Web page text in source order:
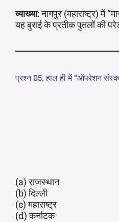
व्याख्या:नागपुर (महाराष्ट्र) में
यह बुराई के प्रतीक पुतलों की
प्रश्न 05. हाल ही में “ऑपरेशन
(a) राजस्थान
(b) दिल्ली
(c) महाराष्ट्र
(d) कर्नाटक